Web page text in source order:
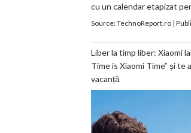
cu un calendar etapizat
Source:TechnoReport.ro|
Liber la timp liber: Xiaomi
Time is Xiaomi Time” și te
vacanță